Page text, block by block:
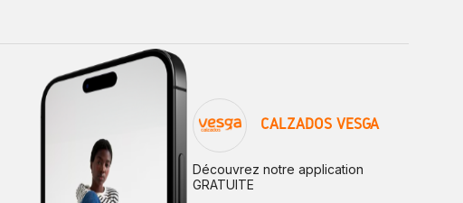
CALZADOS VESGA
Découvrez notre application
GRATUITE